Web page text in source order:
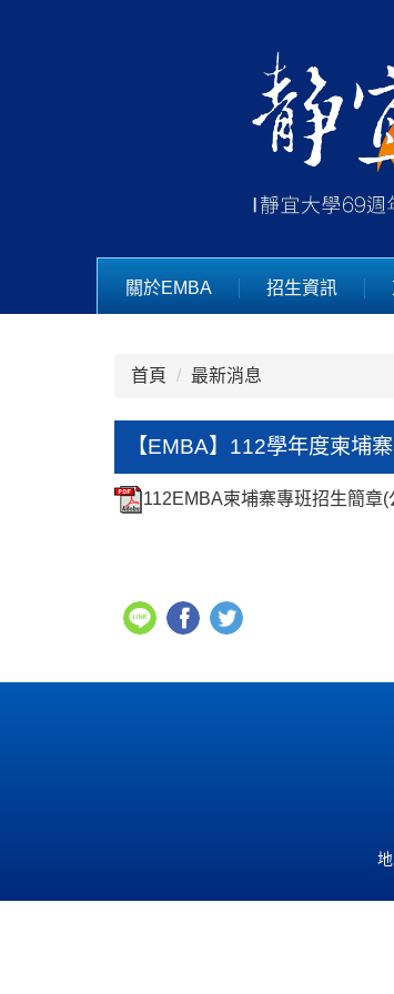
關於EMBA 招生資訊
首頁 最新消息
【EMBA】112學年度柬埔
112EMBA柬埔寨專班招生簡章(